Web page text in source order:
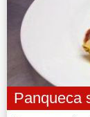
Panqueca